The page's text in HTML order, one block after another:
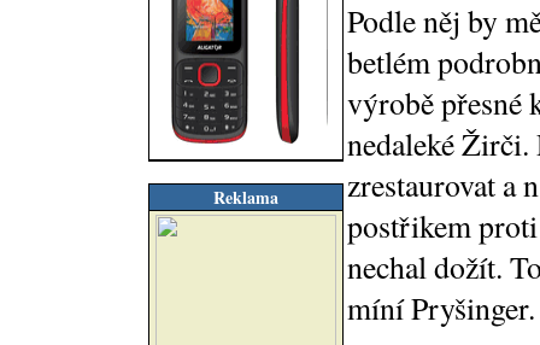
Reklama
Podle něj by
betlém
výrobě přesné
nedaleké
zrestaurovat a
postřikem
nechal dožít.
míní Pryšinger.